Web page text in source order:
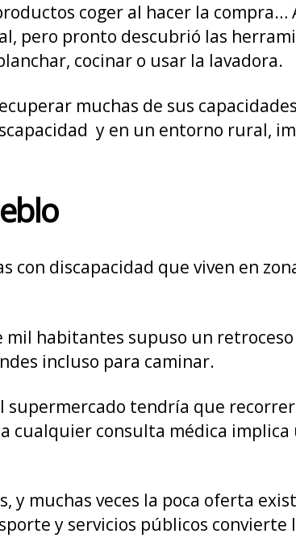
coger al hacer la
pero pronto descubrió las
cocinar o usar la lavadora.
muchas de sus
y en un entorno rural,
con discapacidad que viven en
mil habitantes supuso un
incluso para caminar.
tendría que
cualquier consulta médica
y muchas veces la poca oferta
y servicios públicos